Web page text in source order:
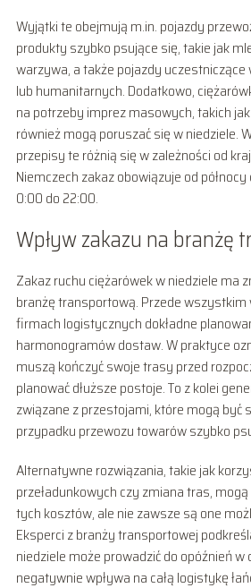
Wyjątki te obejmują m.in. pojazdy
produkty szybko psujące się, takie jak
warzywa, a także pojazdy
lub humanitarnych. Dodatkowo,
na potrzeby imprez masowych, takich
również mogą poruszać się w niedziele.
przepisy te różnią się w zależności od
Niemczech zakaz obowiązuje od
0:00 do 22:00.
Wpływ zakazu na branżę
Zakaz ruchu ciężarówek w niedziele ma
branżę transportową. Przede
firmach logistycznych dokładne
harmonogramów dostaw. W praktyce
muszą kończyć swoje trasy przed
planować dłuższe postoje. To z kolei
związane z przestojami, które mogą być
przypadku przewozu towarów szybko
Alternatywne rozwiązania, takie jak
przeładunkowych czy zmiana tras,
tych kosztów, ale nie zawsze są one
Eksperci z branży transportowej
niedziele może prowadzić do opóźnień w
negatywnie wpływa na całą logistykę